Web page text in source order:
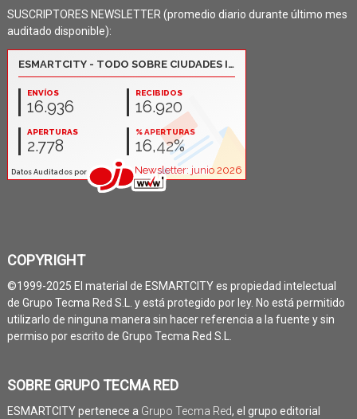
SUSCRIPTORES NEWSLETTER (promedio diario durante último mes
auditado disponible):
COPYRIGHT
©1999-2025 El material de ESMARTCITY es propiedad intelectual
de Grupo Tecma Red S.L. y está protegido por ley. No está permitido
utilizarlo de ninguna manera sin hacer referencia a la fuente y sin
permiso por escrito de Grupo Tecma Red S.L.
SOBRE GRUPO TECMA RED
ESMARTCITY pertenece a Grupo Tecma Red, el grupo editorial